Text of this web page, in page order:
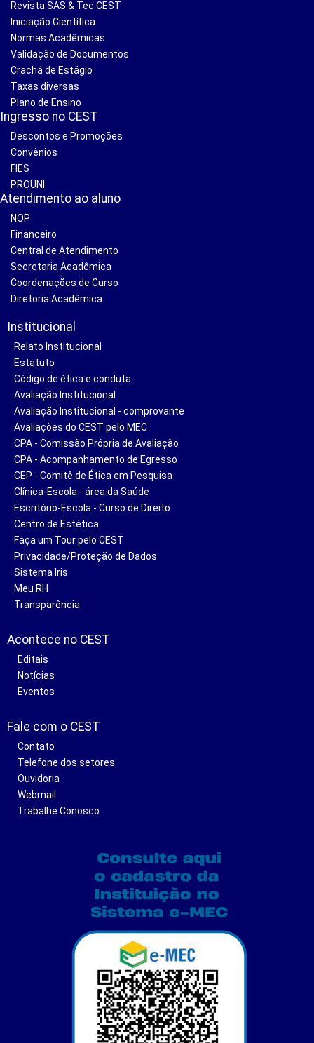
Revista SAS & Tec CEST
Iniciação Científica
Normas Acadêmicas
Validação de Documentos
Crachá de Estágio
Taxas diversas
Plano de Ensino
Ingresso no CEST
Descontos e Promoções
Convênios
FIES
PROUNI
Atendimento ao aluno
NOP
Financeiro
Central de Atendimento
Secretaria Acadêmica
Coordenações de Curso
Diretoria Acadêmica
Institucional
Relato Institucional
Estatuto
Código de ética e conduta
Avaliação Institucional
Avaliação Institucional - comprovante
Avaliações do CEST pelo MEC
CPA - Comissão Própria de Avaliação
CPA - Acompanhamento de Egresso
CEP - Comitê de Ética em Pesquisa
Clínica-Escola - área da Saúde
Escritório-Escola - Curso de Direito
Centro de Estética
Faça um Tour pelo CEST
Privacidade/Proteção de Dados
Sistema Iris
Meu RH
Transparência
Acontece no CEST
Editais
Notícias
Eventos
Fale com o CEST
Contato
Telefone dos setores
Ouvidoria
Webmail
Trabalhe Conosco